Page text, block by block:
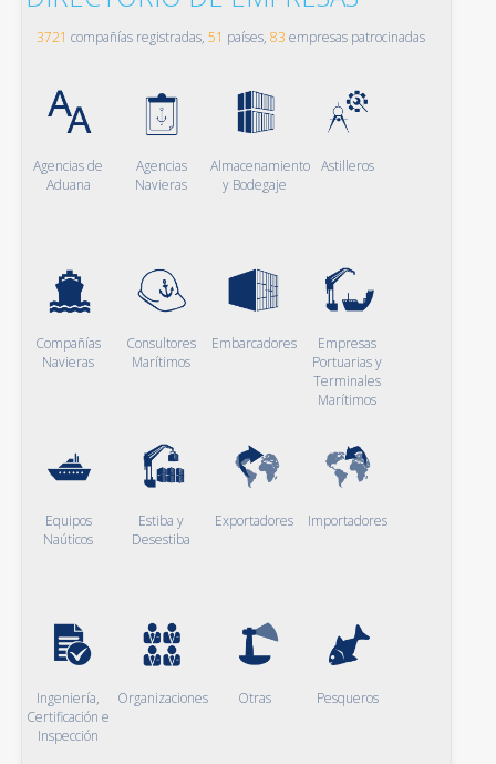
3721 compañías registradas, 51 países, 83 empresas patrocinadas
Agencias de
Aduana
Agencias
Navieras
Almacenamiento
y Bodegaje
Astilleros
Compañías
Navieras
Consultores
Marítimos
Embarcadores
Empresas
Portuarias y
Terminales
Marítimos
Equipos
Naúticos
Estiba y
Desestiba
Exportadores Importadores
Ingeniería,
Certificación e
Inspección
Organizaciones Otras Pesqueros